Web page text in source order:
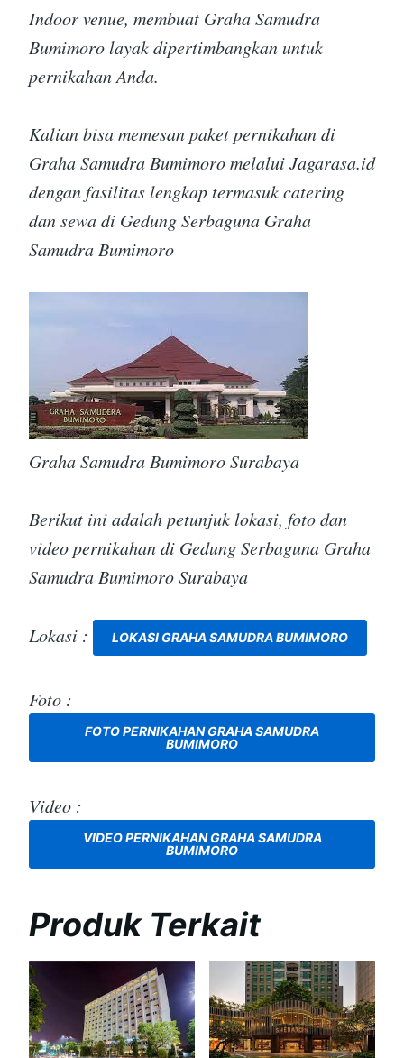
Indoor venue, membuat Graha Samudra
Bumimoro layak dipertimbangkan untuk
pernikahan Anda.
Kalian bisa memesan paket pernikahan di
Graha Samudra Bumimoro melalui Jagarasa.id
dengan fasilitas lengkap termasuk catering
dan sewa di Gedung Serbaguna Graha
Samudra Bumimoro
Graha Samudra Bumimoro Surabaya
Berikut ini adalah petunjuk lokasi, foto dan
video pernikahan di Gedung Serbaguna Graha
Samudra Bumimoro Surabaya
Lokasi : LOKASI GRAHA SAMUDRA BUMIMORO
Foto :
FOTO PERNIKAHAN GRAHA SAMUDRA
BUMIMORO
Video :
VIDEO PERNIKAHAN GRAHA SAMUDRA
BUMIMORO
Produk Terkait